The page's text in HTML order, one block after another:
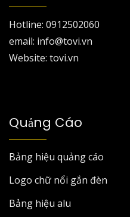
Hotline: 0912502060
email: info@tovi.vn
Website: tovi.vn
Quảng Cáo
Bảng hiệu quảng cáo
Logo chữ nổi gắn đèn
Bảng hiệu alu